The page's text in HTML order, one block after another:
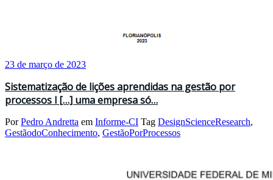
23 de março de 2023
Sistematização de lições aprendidas na gestão por
processos l […] uma empresa só…
PorPedro Andretta em Informe-CI Tag DesignScienceResearch,
GestãodoConhecimento, GestãoPorProcessos